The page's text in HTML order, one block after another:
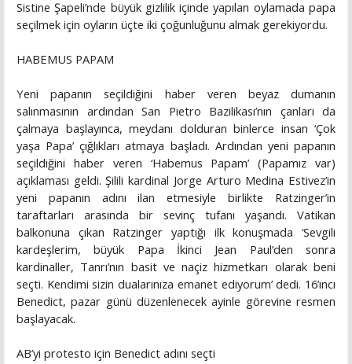
Sistine Şapeli’nde büyük gizlilik içinde yapılan oylamada papa
seçilmek için oyların üçte iki çoğunluğunu almak gerekiyordu.
HABEMUS PAPAM
Yeni papanın seçildiğini haber veren beyaz dumanın
salınmasının ardından San Pietro Bazilikası’nın çanları da
çalmaya başlayınca, meydanı dolduran binlerce insan ‘Çok
yaşa Papa’ çığlıkları atmaya başladı. Ardından yeni papanın
seçildiğini haber veren ‘Habemus Papam’ (Papamız var)
açıklaması geldi. Şilili kardinal Jorge Arturo Medina Estivez’in
yeni papanın adını ilan etmesiyle birlikte Ratzinger’in
taraftarları arasında bir sevinç tufanı yaşandı. Vatikan
balkonuna çıkan Ratzinger yaptığı ilk konuşmada ‘Sevgili
kardeşlerim, büyük Papa İkinci Jean Paul’den sonra
kardinaller, Tanrı’nın basit ve naçiz hizmetkarı olarak beni
seçti. Kendimi sizin dualarınıza emanet ediyorum’ dedi. 16’ıncı
Benedict, pazar günü düzenlenecek ayinle görevine resmen
başlayacak.
AB’yi protesto için Benedict adını seçti